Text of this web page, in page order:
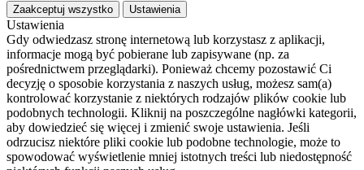
Zaakceptuj wszystko Ustawienia
Ustawienia
Gdy odwiedzasz stronę internetową lub korzystasz z aplikacji,
informacje mogą być pobierane lub zapisywane (np. za
pośrednictwem przeglądarki). Ponieważ chcemy pozostawić Ci
decyzję o sposobie korzystania z naszych usług, możesz sam(a)
kontrolować korzystanie z niektórych rodzajów plików cookie lub
podobnych technologii. Kliknij na poszczególne nagłówki kategorii,
aby dowiedzieć się więcej i zmienić swoje ustawienia. Jeśli
odrzucisz niektóre pliki cookie lub podobne technologie, może to
spowodować wyświetlenie mniej istotnych treści lub niedostępność